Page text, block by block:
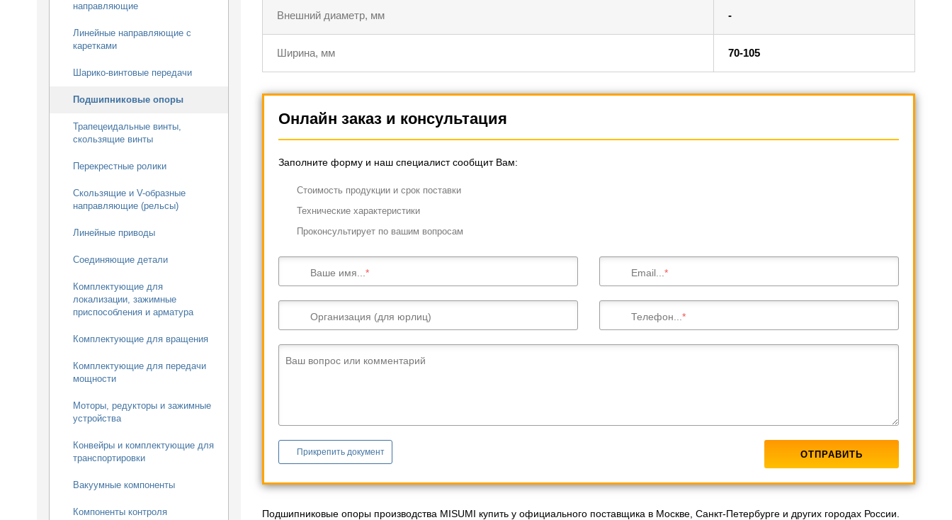
направляющие
Линейные направляющие с
каретками
Шарико-винтовые передачи
Подшипниковые опоры
Трапецеидальные винты,
скользящие винты
Перекрестные ролики
Скользящие и V-образные
направляющие (рельсы)
Линейные приводы
Соединяющие детали
Комплектующие для
локализации, зажимные
приспособления и арматура
Комплектующие для вращения
Комплектующие для передачи
мощности
Моторы, редукторы и зажимные
устройства
Конвейры и комплектующие для
транспортировки
Вакуумные компоненты
Компоненты контроля
Внешний диаметр, мм -
Ширина, мм 70-105
Онлайн заказ и консультация
Заполните форму и наш специалист сообщит Вам:
Cтоимость продукции и срок поставки
Технические характеристики
Проконсультирует по вашим вопросам
Ваше имя... Email...
Организация (для юрлиц) Телефон...
Ваш вопрос или комментарий
Прикрепить документ
Подшипниковые опоры производства MISUMI купить у официального поставщика в Москве, Санкт-Петербурге и других городах России.